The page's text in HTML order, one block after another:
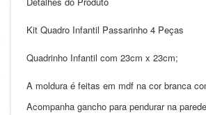
Kit Quadro Infantil Passarinho 4 Peças
Quadrinho Infantil com 23cm x 23cm;
A moldura é feitas em mdf na cor branca
Acompanha gancho para pendurar na